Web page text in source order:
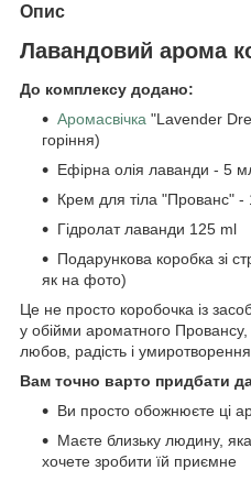
Опис
Лавандовий арома
До комплексу додано:
Аромасвічка "Lavender
горіння)
Ефірна олія лаванди - 5
Крем для тіла "Прованс"
Гідролат лаванди 125 ml
Подарункова коробка зі
як на фото)
Це не просто коробочка із
у обійми ароматного Провансу,
любов, радість і
Вам точно варто придбати
Ви просто обожнюєте ці
Маєте близьку людину,
хочете зробити їй приємне